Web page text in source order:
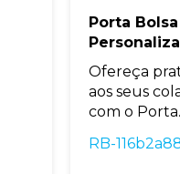
Porta
Ofereça
aos seus
com o
RB-